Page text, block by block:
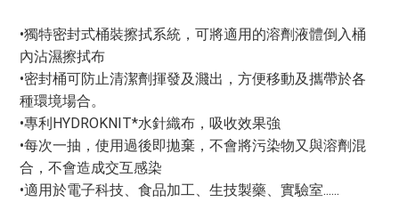
•獨特密封式桶裝擦拭系統，可將適用的溶劑液體倒入桶
內沾濕擦拭布
•密封桶可防止清潔劑揮發及濺出，方便移動及攜帶於各
種環境場合。
•專利HYDROKNIT*水針織布，吸收效果強
•每次一抽，使用過後即拋棄，不會將污染物又與溶劑混
合，不會造成交互感染
•適用於電子科技、食品加工、生技製藥、實驗室......